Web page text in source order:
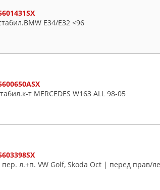
E34/E32 <96
т MERCEDES W163 ALL 98-05
пер. л.+п. VW Golf, Skoda Oct | перед прав/